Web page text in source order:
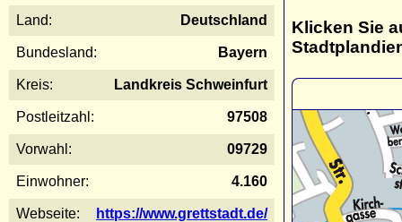
Land: Deutschland
Bundesland: Bayern
Kreis: Landkreis Schweinfurt
Postleitzahl: 97508
Vorwahl: 09729
Einwohner: 4.160
Webseite: https://www.grettstadt.de/
Klicken Sie